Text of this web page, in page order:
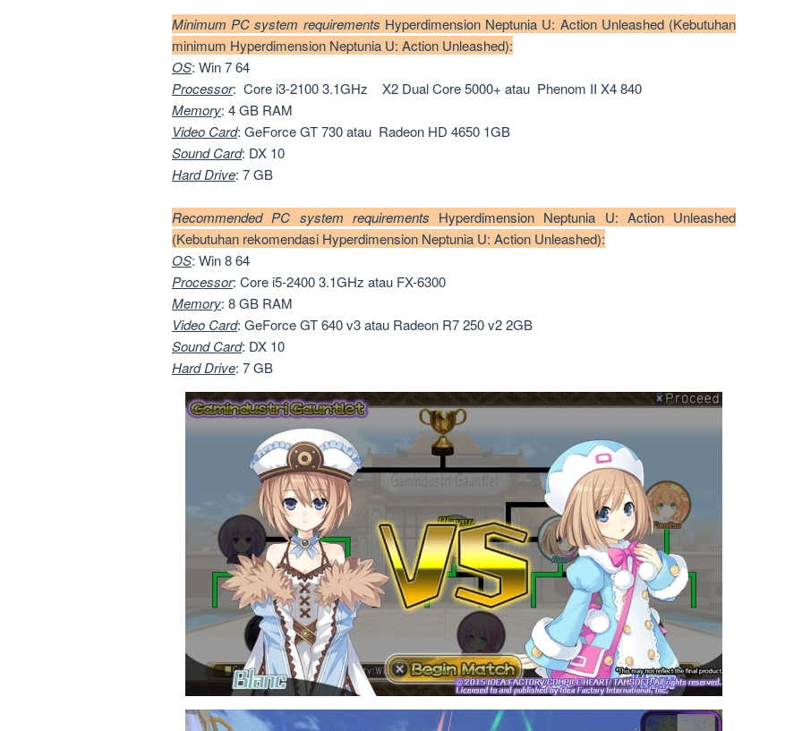
Minimum PC system requirements Hyperdimension Neptunia U: Action Unleashed (Kebutuhan
minimum Hyperdimension Neptunia U: Action Unleashed):
OS: Win 7 64
Processor: Core i3-2100 3.1GHz X2 Dual Core 5000+ atau Phenom II X4 840
Memory: 4 GB RAM
Video Card: GeForce GT 730 atau Radeon HD 4650 1GB
SoundCard: DX 10
HardDrive: 7 GB
Recommended PC system requirements Hyperdimension Neptunia U: Action Unleashed
(Kebutuhan rekomendasi Hyperdimension Neptunia U: Action Unleashed):
OS: Win 8 64
Processor: Core i5-2400 3.1GHz atau FX-6300
Memory: 8 GB RAM
Video Card: GeForce GT 640 v3 atau Radeon R7 250 v2 2GB
SoundCard: DX 10
HardDrive: 7 GB